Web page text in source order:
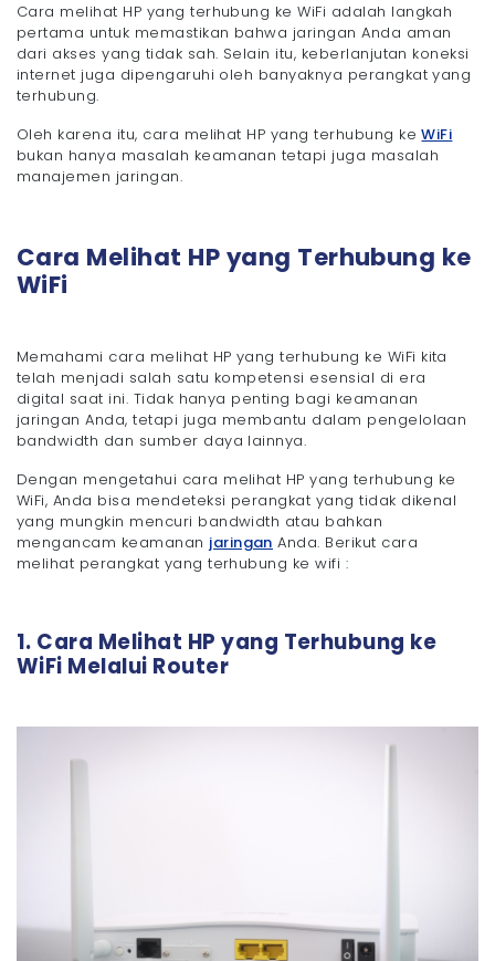
Cara melihat HP yang terhubung ke WiFi adalah langkah
pertama untuk memastikan bahwa jaringan Anda aman
dari akses yang tidak sah. Selain itu, keberlanjutan koneksi
internet juga dipengaruhi oleh banyaknya perangkat yang
terhubung.
Oleh karena itu, cara melihat HP yang terhubung keWiFi
bukan hanya masalah keamanan tetapi juga masalah
manajemen jaringan.
Cara Melihat HP yang Terhubung ke
WiFi
Memahami cara melihat HP yang terhubung ke WiFi kita
telah menjadi salah satu kompetensi esensial di era
digital saat ini. Tidak hanya penting bagi keamanan
jaringan Anda, tetapi juga membantu dalam pengelolaan
bandwidth dan sumber daya lainnya.
Dengan mengetahui cara melihat HP yang terhubung ke
WiFi, Anda bisa mendeteksi perangkat yang tidak dikenal
yang mungkin mencuri bandwidth atau bahkan
mengancam keamanan jaringan Anda. Berikut cara
melihat perangkat yang terhubung ke wifi :
1. Cara Melihat HP yang Terhubung ke
WiFi Melalui Router